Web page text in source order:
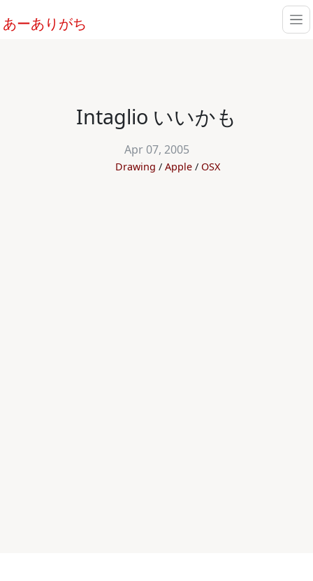
あーありがち
Intaglio いいかも
Apr 07, 2005
Drawing Apple OSX